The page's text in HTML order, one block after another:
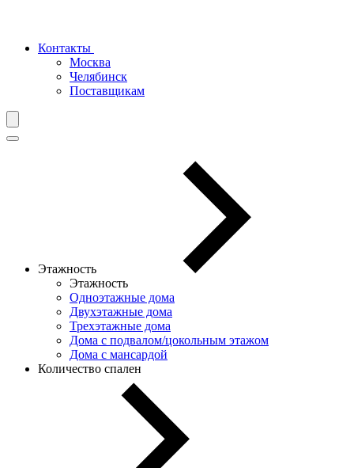
Контакты
Москва
Челябинск
Поставщикам
Этажность
Этажность
Одноэтажные дома
Двухэтажные дома
Трехэтажные дома
Дома с подвалом/цокольным этажом
Дома с мансардой
Количество спален